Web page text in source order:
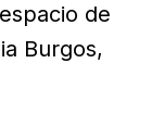
de
Burgos,